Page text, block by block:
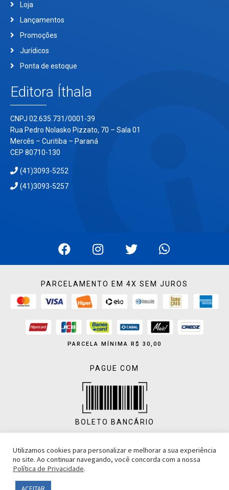
Loja
Lançamentos
Promoções
Jurídicos
Ponta de estoque
Editora Íthala
CNPJ 02.635.731/0001-39
Rua Pedro Nolasko Pizzato, 70 – Sala 01
Mercês – Curitiba – Paraná
CEP 80710-130
(41)3093-5252
(41)3093-5257
PARCELAMENTO EM 4X SEM JUROS
PARCELA MÍNIMA R$ 30,00
PAGUE COM
BOLETO BANCÁRIO
Utilizamos cookies para personalizar e melhorar a sua experiência
no site. Ao continuar navegando, você concorda com a nossa
Política de Privacidade.